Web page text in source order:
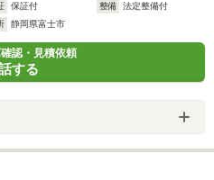
保証付 整備
法定整備付
静岡県富士市
認・見積依頼
する